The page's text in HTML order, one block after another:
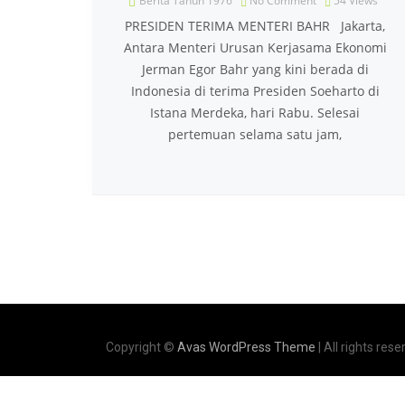
PRESIDEN TERIMA MENTERI BAHR Jakarta,
Antara Menteri Urusan Kerjasama Ekonomi
Jerman Egor Bahr yang kini berada di
Indonesia di terima Presiden Soeharto di
Istana Merdeka, hari Rabu. Selesai
pertemuan selama satu jam,
Copyright © Avas WordPress Theme | All rights